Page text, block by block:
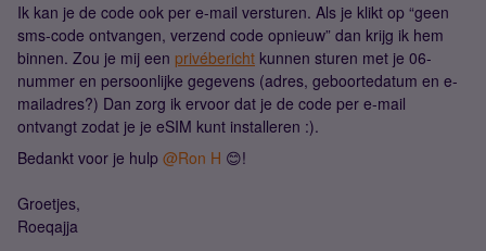
Ik kan je de code ook per e-mail versturen. Als je klikt op “geen
sms-code ontvangen, verzend code opnieuw” dan krijg ik hem
binnen. Zou je mij een privébericht kunnen sturen met je 06-
nummer en persoonlijke gegevens (adres, geboortedatum en e-
mailadres?) Dan zorg ik ervoor dat je de code per e-mail
ontvangt zodat je je eSIM kunt installeren :).
Bedankt voor je hulp @Ron H 😊!
Groetjes,
Roeqajja